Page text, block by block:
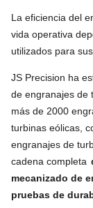
La eficiencia del
vida operativa
utilizados para
JS Precision ha
de engranajes de
más de 2000
turbinas eólicas,
engranajes de
cadena completa
mecanizado de
pruebas de